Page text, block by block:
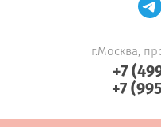
г.Москва,
+7
+7